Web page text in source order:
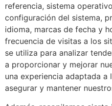
referencia, sistema
configuración del sistema,
idioma, marcas de fecha y
frecuencia de visitas a los
se utiliza para analizar
a proporcionar y mejorar
una experiencia adaptada
asegurar y mantener